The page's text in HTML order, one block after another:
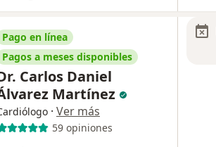
Pago en línea
Pagos a meses disponibles
Carlos Daniel
Martínez
· Ver más
59 opiniones